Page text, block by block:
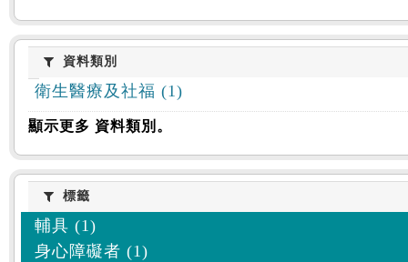
資料類別
資料類別
衛生醫療及社福 (1)
顯示更多 資料類別。
標籤標籤
輔具 (1)
身心障礙者 (1)